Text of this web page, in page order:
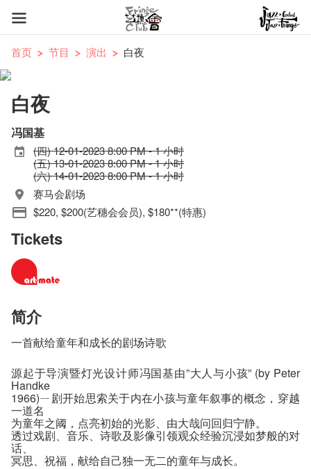
首页 节目 演出 白夜
白夜
冯国基
(四) 12-01-2023 8:00 PM - 1 小时
(五) 13-01-2023 8:00 PM - 1 小时
(六) 14-01-2023 8:00 PM - 1 小时
赛马会剧场
$220, $200(艺穗会会员), $180**(特惠)
Tickets
简介
一首献给童年和成长的剧场诗歌
源起于导演暨灯光设计师冯国基由”大人与小孩” (by Peter
Handke
1966)ㄧ剧开始思索关于内在小孩与童年叙事的概念，穿越
一道名
为童年之阈，点亮初始的光影、由大哉问回归宁静。
透过戏剧、音乐、诗歌及影像引领观众经验沉浸如梦般的对
话、
冥思、祝福，献给自己独一无二的童年与成长。